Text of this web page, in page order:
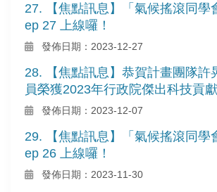
27. 【焦點訊息】「氣候搖滾同學
ep 27 上線囉！
發佈日期：2023-12-27
28. 【焦點訊息】恭賀計畫團隊許
員榮獲2023年行政院傑出科技貢
發佈日期：2023-12-07
29. 【焦點訊息】「氣候搖滾同學
ep 26 上線囉！
發佈日期：2023-11-30